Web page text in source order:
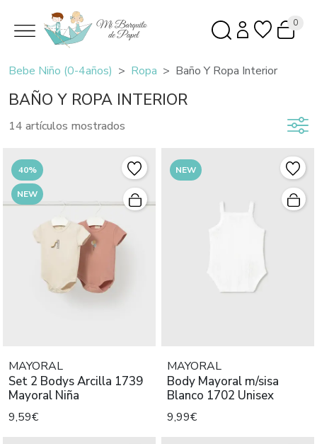
0
Bebe Niño (0-4años) Ropa Baño Y Ropa Interior
BAÑO Y ROPA INTERIOR
14 artículos mostrados
40%
NEW
MAYORAL
Set 2 Bodys Arcilla 1739
Mayoral Niña
9,59€
NEW
MAYORAL
Body Mayoral m/sisa
Blanco 1702 Unisex
9,99€